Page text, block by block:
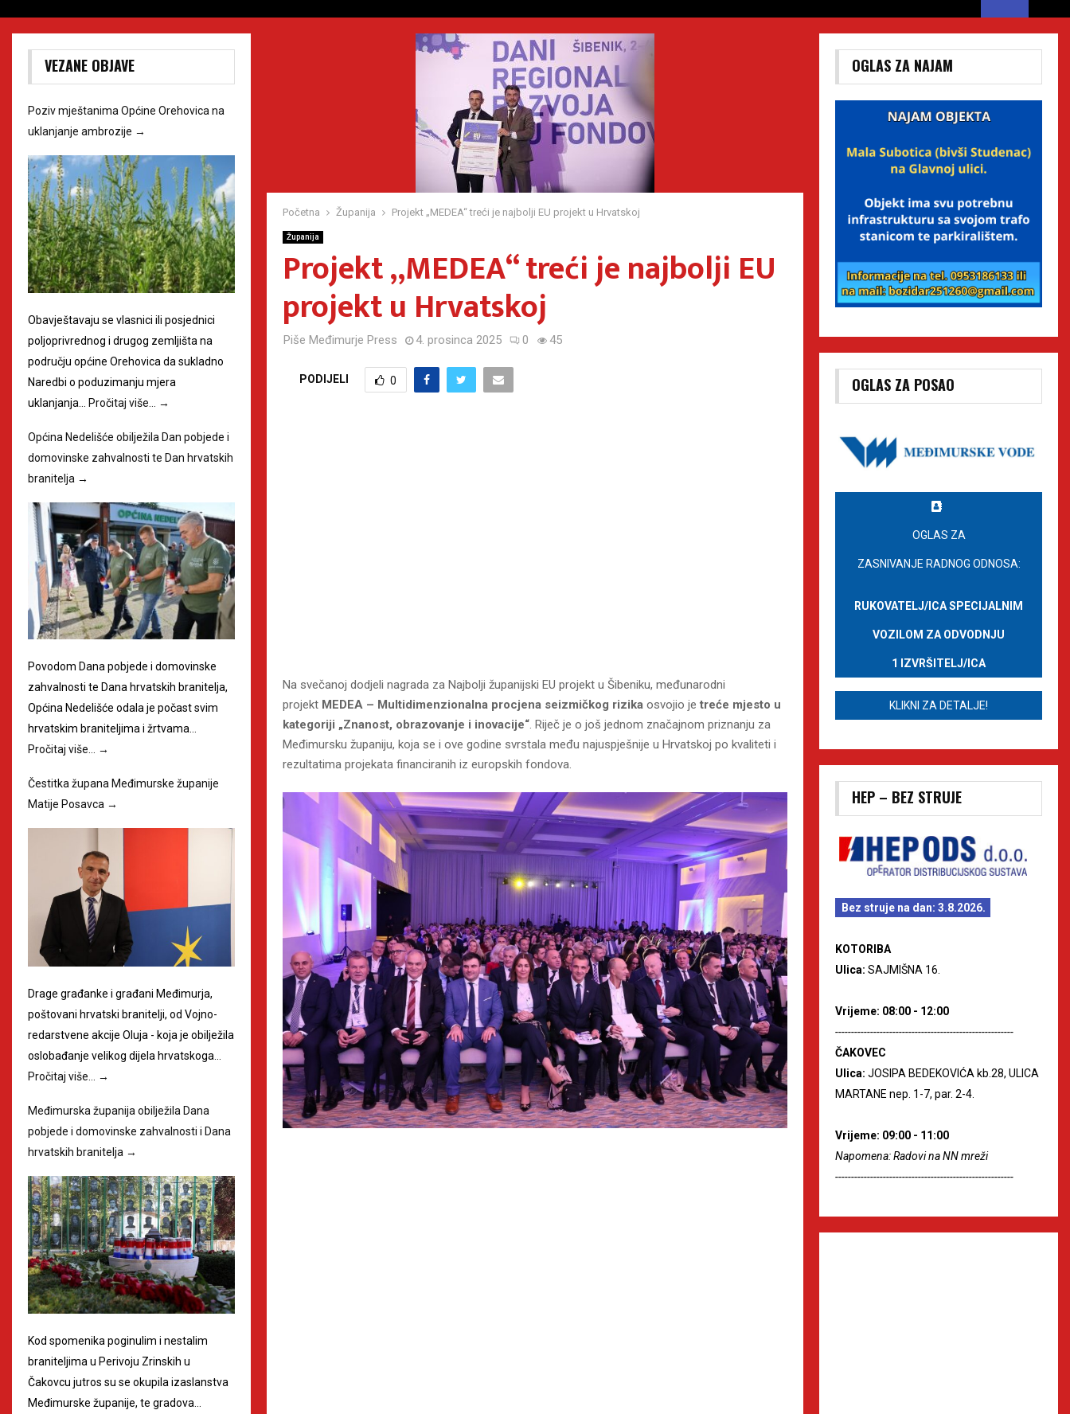
Početna Županija Projekt „MEDEA“ treći je najbolji EU projekt u Hrvatskoj
Županija
Projekt „MEDEA“ treći je najbolji EU
projekt u Hrvatskoj
Piše Međimurje Press 4. prosinca 2025 0 45
PODIJELI 0
Na svečanoj dodjeli nagrada za Najbolji županijski EU projekt u Šibeniku, međunarodni
projekt MEDEA – Multidimenzionalna procjena seizmičkog rizika osvojio je treće mjesto u
kategoriji „Znanost, obrazovanje i inovacije“ . Riječ je o još jednom značajnom priznanju za
Međimursku županiju, koja se i ove godine svrstala među najuspješnije u Hrvatskoj po kvaliteti i
rezultatima projekata financiranih iz europskih fondova.
VEZANE OBJAVE
Poziv mještanima Općine Orehovica na
uklanjanje ambrozije →
Obavještavaju se vlasnici ili posjednici
poljoprivrednog i drugog zemljišta na
području općine Orehovica da sukladno
Naredbi o poduzimanju mjera
uklanjanja…
Pročitaj više… →
Općina Nedelišće obilježila Dan pobjede i
domovinske zahvalnosti te Dan hrvatskih
branitelja →
Povodom Dana pobjede i domovinske
zahvalnosti te Dana hrvatskih branitelja,
Općina Nedelišće odala je počast svim
hrvatskim braniteljima i žrtvama…
Pročitaj više… →
Čestitka župana Međimurske županije
Matije Posavca →
Drage građanke i građani Međimurja,
poštovani hrvatski branitelji, od Vojno-
redarstvene akcije Oluja - koja je obilježila
oslobađanje velikog dijela hrvatskoga…
Pročitaj više…
→
Međimurska županija obilježila Dana
pobjede i domovinske zahvalnosti i Dana
hrvatskih branitelja →
Kod spomenika poginulim i nestalim
braniteljima u Perivoju Zrinskih u
Čakovcu jutros su se okupila izaslanstva
Međimurske županije, te gradova…
OGLAS ZA NAJAM
OGLAS ZA POSAO
OGLAS ZA
ZASNIVANJE RADNOG ODNOSA:
RUKOVATELJ/ICA SPECIJALNIM
VOZILOM ZA ODVODNJU
1 IZVRŠITELJ/ICA
KLIKNI ZA DETALJE!
HEP – BEZ STRUJE
Bez struje na dan: 3.8.2026.
KOTORIBA
Ulica: SAJMIŠNA 16.
Vrijeme: 08:00 - 12:00
--------------------------------------------------------
ČAKOVEC
Ulica: JOSIPA BEDEKOVIĆA kb.28, ULICA
MARTANE nep. 1-7, par. 2-4.
Vrijeme: 09:00 - 11:00
Napomena: Radovi na NN mreži
--------------------------------------------------------